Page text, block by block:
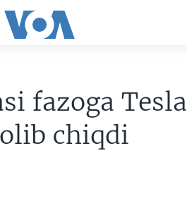
fazoga Tesla
chiqdi